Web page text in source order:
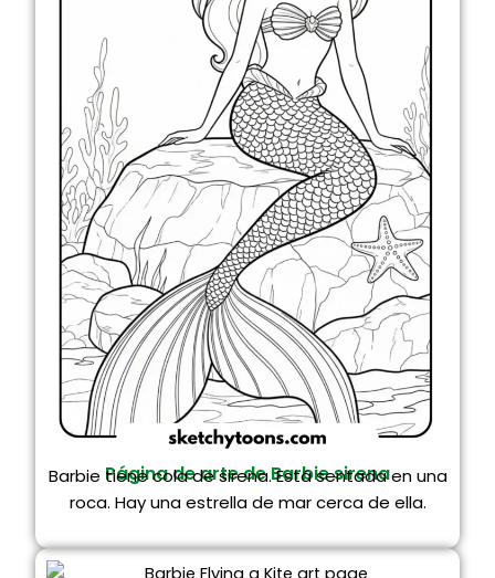
Página de arte de Barbie sirena
Barbie tiene cola de sirena. Está sentada en una
roca. Hay una estrella de mar cerca de ella.